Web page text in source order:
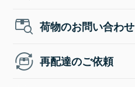
荷物のお問い合わせ
再配達のご依頼